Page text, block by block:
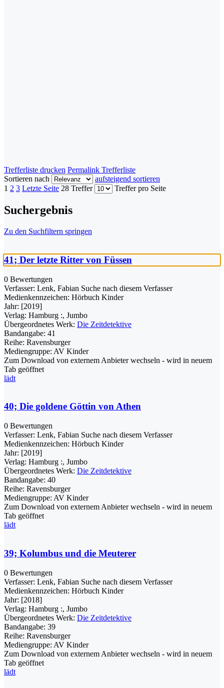
Trefferliste drucken Permalink Trefferliste
Sortieren nach
aufsteigend sortieren
1 2 3 Letzte Seite 28 Treffer Treffer pro Seite
Suchergebnis
Zu den Suchfiltern springen
41; Der letzte Ritter von Füssen
0 Bewertungen
Verfasser: Lenk, Fabian Suche nach diesem Verfasser
Medienkennzeichen: Hörbuch Kinder
Jahr: [2019]
Verlag: Hamburg :, Jumbo
Übergeordnetes Werk: Die Zeitdetektive
Bandangabe: 41
Reihe: Ravensburger
Mediengruppe: AV Kinder
Zum Download von externem Anbieter wechseln - wird in neuem
Tab geöffnet
lädt
40; Die goldene Göttin von Athen
0 Bewertungen
Verfasser: Lenk, Fabian Suche nach diesem Verfasser
Medienkennzeichen: Hörbuch Kinder
Jahr: [2019]
Verlag: Hamburg :, Jumbo
Übergeordnetes Werk: Die Zeitdetektive
Bandangabe: 40
Reihe: Ravensburger
Mediengruppe: AV Kinder
Zum Download von externem Anbieter wechseln - wird in neuem
Tab geöffnet
lädt
39; Kolumbus und die Meuterer
0 Bewertungen
Verfasser: Lenk, Fabian Suche nach diesem Verfasser
Medienkennzeichen: Hörbuch Kinder
Jahr: [2018]
Verlag: Hamburg :, Jumbo
Übergeordnetes Werk: Die Zeitdetektive
Bandangabe: 39
Reihe: Ravensburger
Mediengruppe: AV Kinder
Zum Download von externem Anbieter wechseln - wird in neuem
Tab geöffnet
lädt